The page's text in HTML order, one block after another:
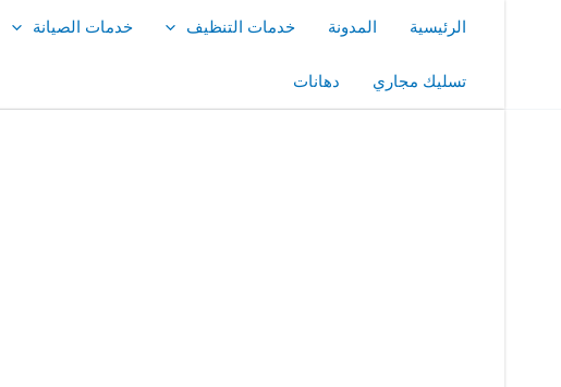
الرئيسية المدونة خدمات التنظيف خدمات الصيانة
تسليك مجاري دهانات